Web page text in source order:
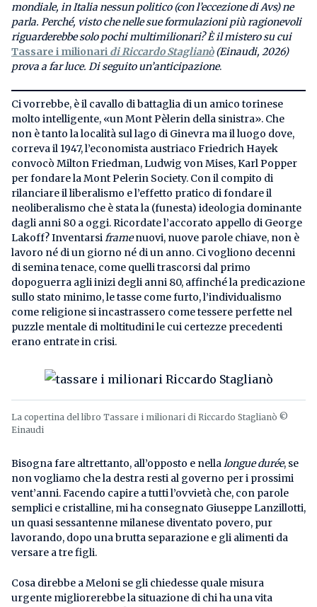
mondiale, in Italia nessun politico (con l’eccezione di Avs) ne
parla. Perché, visto che nelle sue formulazioni più ragionevoli
riguarderebbe solo pochi multimilionari? È il mistero su cui
Tassare i milionari di Riccardo Staglianò(Einaudi, 2026)
prova a far luce. Di seguito un’anticipazione.
Ci vorrebbe, è il cavallo di battaglia di un amico torinese
molto intelligente, «un Mont Pèlerin della sinistra». Che
non è tanto la località sul lago di Ginevra ma il luogo dove,
correva il 1947, l’economista austriaco Friedrich Hayek
convocò Milton Friedman, Ludwig von Mises, Karl Popper
per fondare la Mont Pelerin Society. Con il compito di
rilanciare il liberalismo e l’effetto pratico di fondare il
neoliberalismo che è stata la (funesta) ideologia dominante
dagli anni 80 a oggi. Ricordate l’accorato appello di George
Lakoff? Inventarsiframenuovi, nuove parole chiave, non è
lavoro né di un giorno né di un anno. Ci vogliono decenni
di semina tenace, come quelli trascorsi dal primo
dopoguerra agli inizi degli anni 80, affinché la predicazione
sullo stato minimo, le tasse come furto, l’individualismo
come religione si incastrassero come tessere perfette nel
puzzle mentale di moltitudini le cui certezze precedenti
erano entrate in crisi.
La copertina del libro Tassare i milionari di Riccardo Staglianò ©
Einaudi
Bisogna fare altrettanto, all’opposto e nellalongue durée, se
non vogliamo che la destra resti al governo per i prossimi
vent’anni. Facendo capire a tutti l’ovvietà che, con parole
semplici e cristalline, mi ha consegnato Giuseppe Lanzillotti,
un quasi sessantenne milanese diventato povero, pur
lavorando, dopo una brutta separazione e gli alimenti da
versare a tre figli.
Cosa direbbe a Meloni se gli chiedesse quale misura
urgente migliorerebbe la situazione di chi ha una vita